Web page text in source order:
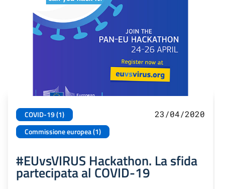
COVID-19 (1)
Commissione europea (1)
23/04/2020
#EUvsVIRUS Hackathon. La sfida
partecipata al COVID-19